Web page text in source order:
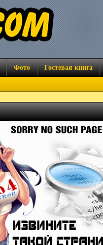
Фото Гостевая книга